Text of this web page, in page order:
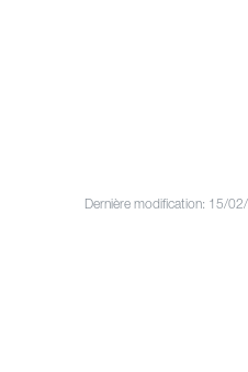
Dernière modification: 15/